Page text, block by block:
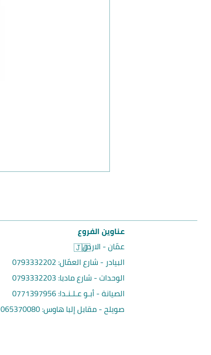
عناوين الفروع
🇯🇴عمّان - الاردن
البيادر - شارع العمّال: 0793332202
الوحدات - شارع مادبا: 0793332203
الصيانة - أبـو عـلـنـدا:0771397956
صويلح - مقابل إلبا هاوس:
065370080